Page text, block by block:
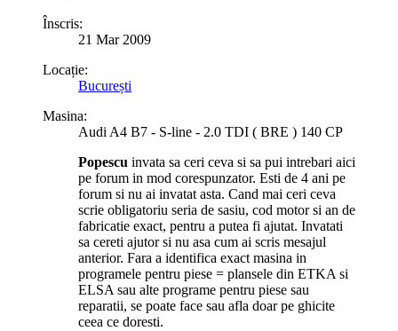
Înscris:
21 Mar 2009
Locație:
București
Masina:
Audi A4 B7 - S-line - 2.0 TDI ( BRE ) 140 CP
Popescu invata sa ceri ceva si sa pui intrebari aici
pe forum in mod corespunzator. Esti de 4 ani pe
forum si nu ai invatat asta. Cand mai ceri ceva
scrie obligatoriu seria de sasiu, cod motor si an de
fabricatie exact, pentru a putea fi ajutat. Invatati
sa cereti ajutor si nu asa cum ai scris mesajul
anterior. Fara a identifica exact masina in
programele pentru piese = plansele din ETKA si
ELSA sau alte programe pentru piese sau
reparatii, se poate face sau afla doar pe ghicite
ceea ce doresti.